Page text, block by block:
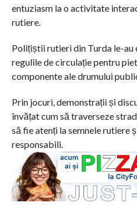
entuziasm la o activitate
rutiere.
Polițiștii rutieri din Turda le-
regulile de circulație pentru
componente ale drumului
Prin jocuri, demonstrații și
învățat cum să traverseze
să fie atenți la semnele rutiere
responsabili.